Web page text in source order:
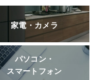
家電・カメラ
パソコン・
スマートフォン